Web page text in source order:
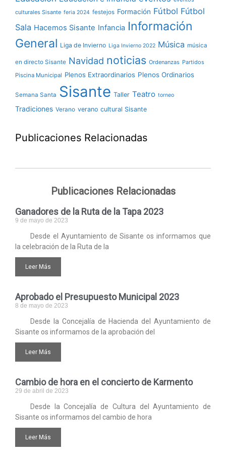
culturales Sisante feria 2024 festejos Formación Fútbol Fútbol
Sala Hacemos Sisante Infancia Información
General Liga de Invierno Liga Invierno 2022 Música música
en directo Sisante Navidad noticias Ordenanzas Partidos
Piscina Municipal Plenos Extraordinarios Plenos Ordinarios
Semana Santa Sisante Taller Teatro torneo
Tradiciones Verano verano cultural Sisante
Publicaciones Relacionadas
Publicaciones Relacionadas
Ganadores de la Ruta de la Tapa 2023
9 de mayo de 2023
Desde el Ayuntamiento de Sisante os informamos que
la celebración de la Ruta de la
Leer Más
Aprobado el Presupuesto Municipal 2023
8 de mayo de 2023
Desde la Concejalía de Hacienda del Ayuntamiento de
Sisante os informamos de la aprobación del
Leer Más
Cambio de hora en el concierto de Karmento
29 de abril de 2023
Desde la Concejalía de Cultura del Ayuntamiento de
Sisante os informamos del cambio de hora
Leer Más